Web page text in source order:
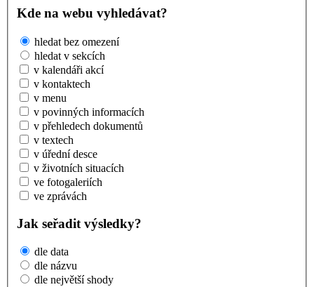
Kde na webu vyhledávat?
hledat bez omezení
hledat v sekcích
v kalendáři akcí
v kontaktech
v menu
v povinných informacích
v přehledech dokumentů
v textech
v úřední desce
v životních situacích
ve fotogaleriích
ve zprávách
Jak seřadit výsledky?
dle data
dle názvu
dle největší shody